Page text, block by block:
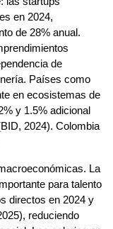
en 2024,
de 28% anual.
de
Países como
en ecosistemas de
y 1.5% adicional
2024). Colombia
La
para talento
directos en 2024 y
reduciendo